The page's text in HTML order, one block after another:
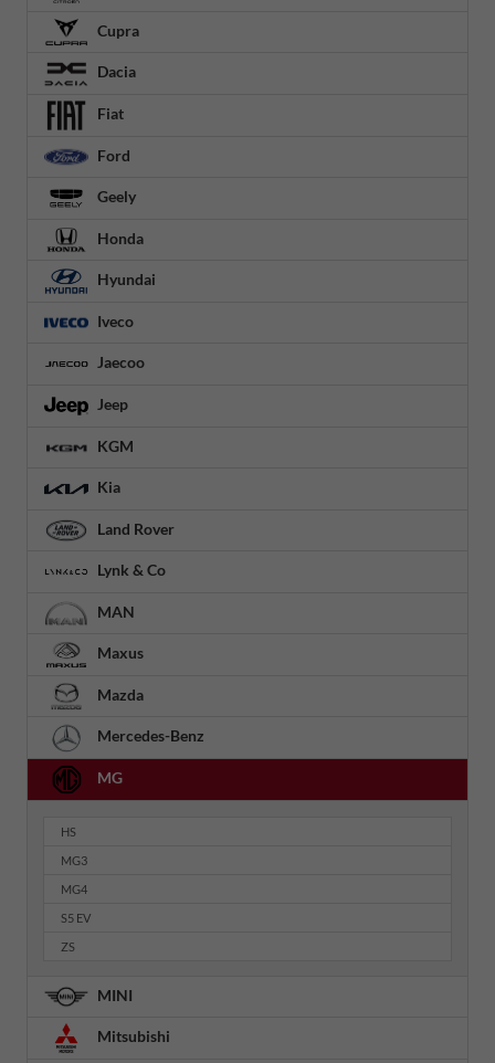
Cupra
Dacia
Fiat
Ford
Geely
Honda
Hyundai
Iveco
Jaecoo
Jeep
KGM
Kia
Land Rover
Lynk & Co
MAN
Maxus
Mazda
Mercedes-Benz
MG
HS
MG3
MG4
S5 EV
ZS
MINI
Mitsubishi